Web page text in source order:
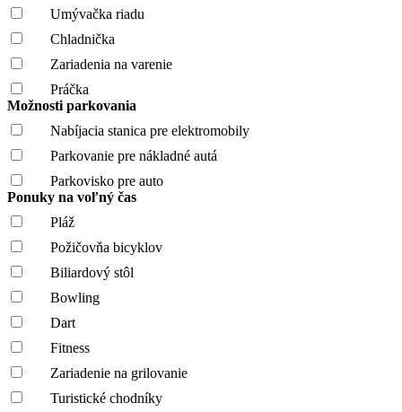
Umývačka riadu
Chladnička
Zariadenia na varenie
Práčka
Možnosti parkovania
Nabíjacia stanica pre elektromobily
Parkovanie pre nákladné autá
Parkovisko pre auto
Ponuky na voľný čas
Pláž
Požičovňa bicyklov
Biliardový stôl
Bowling
Dart
Fitness
Zariadenie na grilovanie
Turistické chodníky